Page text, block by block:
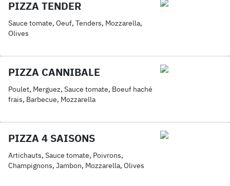
PIZZA TENDER
Sauce tomate, Oeuf, Tenders, Mozzarella,
Olives
PIZZA CANNIBALE
Poulet, Merguez, Sauce tomate, Boeuf haché
frais, Barbecue, Mozzarella
PIZZA 4 SAISONS
Artichauts, Sauce tomate, Poivrons,
Champignons, Jambon, Mozzarella, Olives